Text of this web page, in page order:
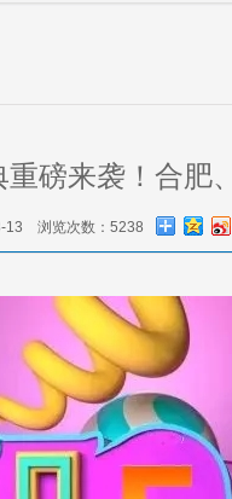
磅来袭！合肥
13 浏览次数：5238